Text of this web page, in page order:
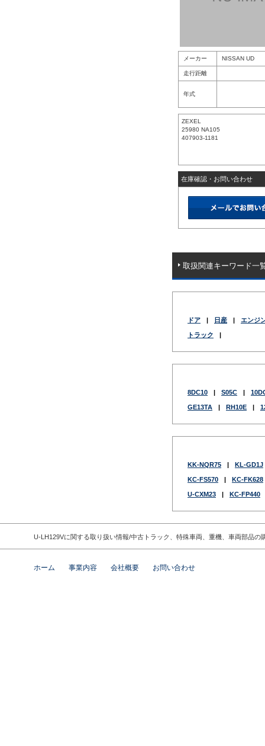
メーカー NISSAN UD
走行距離
年式
ZEXEL
25980 NA105
407903-1181
在庫確認・お問い合わせ
取扱関連キーワード一
ドア | 日産 | エンジ
トラック |
8DC10 | S05C |
GE13TA | RH10E |
KK-NQR75 | KL-GD1J
KC-FS570 | KC-FK628
U-CXM23 | KC-FP440
U-LH129Vに関する取り扱い情報/中古トラック、特殊車両、重機、車両部品
ホーム 事業内容 会社概要 お問い合わせ